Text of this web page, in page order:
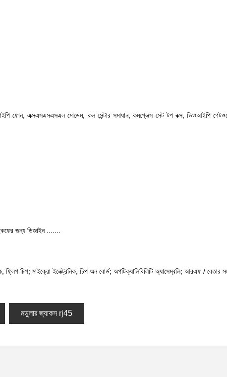
ফোন, এক্সএসএসএসএল মোডেম, কল সেন্টার সমাধান, কমপ্লেক্স সেট টপ বক্স, ভিওআইপি
জন্য ডিজাইন .......
ফ্লিপ চিপ; মাইক্রো ইলেক্ট্রনিক, চিপ অন বোর্ড; অপটিক্যালিবিলিটি অ্যাসেম্বলি; আরএফ / বেতার
মডুলার জ্যাকস rj45